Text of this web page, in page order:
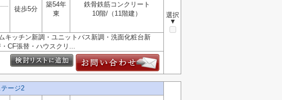
選択
▼
徒歩5分
築54年
東
鉄骨鉄筋コンクリート
10階/（11階建）
チン新調・ユニットバス新調・洗面化粧台新
CF張替・ハウスクリ...
ージ2